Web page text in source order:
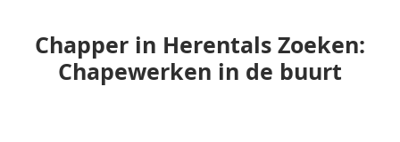
Chapper in Herentals Zoeken:
Chapewerken in de buurt